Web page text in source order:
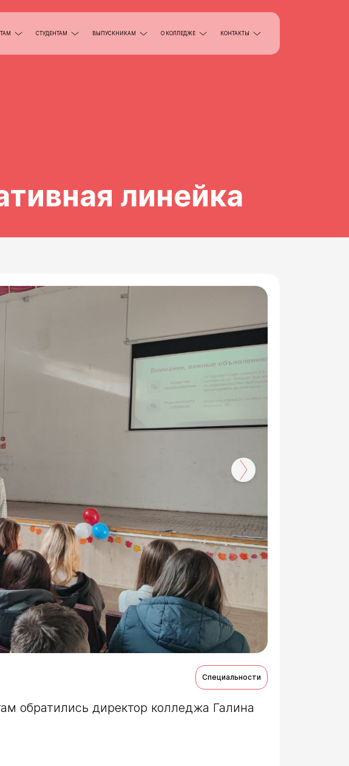
СТУДЕНТАМ ВЫПУСКНИКАМ О КОЛЛЕДЖЕ КОНТАКТЫ
линейка
Специальности
обратились директор колледжа Галина